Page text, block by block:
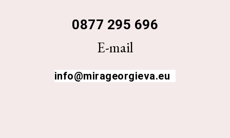
0877 295 696
E-mail
info@mirageorgieva.eu